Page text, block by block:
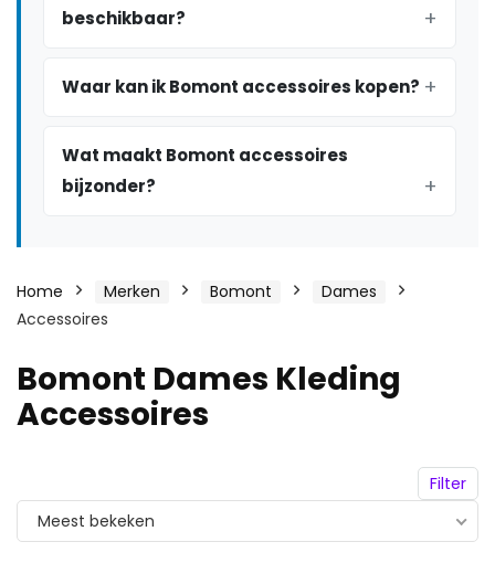
beschikbaar?
Waar kan ik Bomont accessoires kopen?
Wat maakt Bomont accessoires
bijzonder?
Home Merken Bomont
Dames
Accessoires
Bomont Dames Kleding
Accessoires
Filter
Meest bekeken